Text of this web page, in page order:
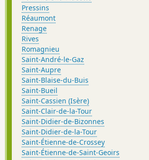
Pressins
Réaumont
Renage
Rives
Romagnieu
Saint-André-le-Gaz
Saint-Aupre
Saint-Blaise-du-Buis
Saint-Bueil
Saint-Cassien (Isère)
Saint-Clair-de-la-Tour
Saint-Didier-de-Bizonnes
Saint-Didier-de-la-Tour
Saint-Étienne-de-Crossey
Saint-Étienne-de-Saint-Geoirs